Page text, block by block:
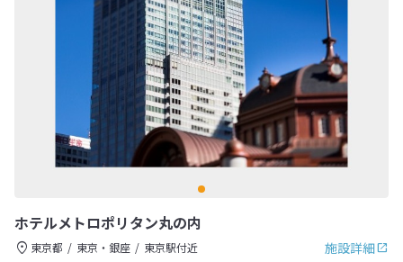
ホテルメトロポリタン丸の内
施設詳細
東京都 東京・銀座
東京駅付近